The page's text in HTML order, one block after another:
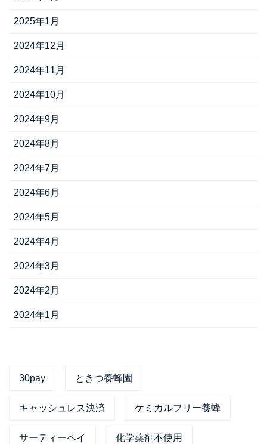
2025年1月
2024年12月
2024年11月
2024年10月
2024年9月
2024年8月
2024年7月
2024年6月
2024年5月
2024年4月
2024年3月
2024年2月
2024年1月
30pay ときつ養蜂園
キャッシュレス決済 ケミカルフリー養蜂
サーティーペイ 化学薬剤不使用